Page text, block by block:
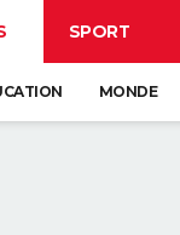
SPORT
MONDE